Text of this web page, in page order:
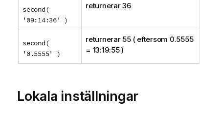
second(
'09:14:36' )
returnerar 36
second(
'0.5555' )
returnerar 55 ( eftersom 0.5555
= 13:19:55 )
Lokala inställningar